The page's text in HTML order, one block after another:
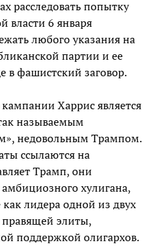
расследовать попытку
власти 6 января
любого указания на
партии и ее
в фашистский заговор.
Харрис является
называемым
недовольным Трампом.
ссылаются на
Трамп, они
хулигана,
лидера одной из двух
правящей элиты,
поддержкой олигархов.